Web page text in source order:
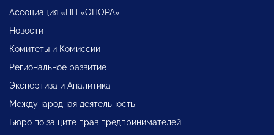
Ассоциация «НП «ОПОРА»
Новости
Комитеты и Комиссии
Региональное развитие
Экспертиза и Аналитика
Международная деятельность
Бюро по защите прав предпринимателей